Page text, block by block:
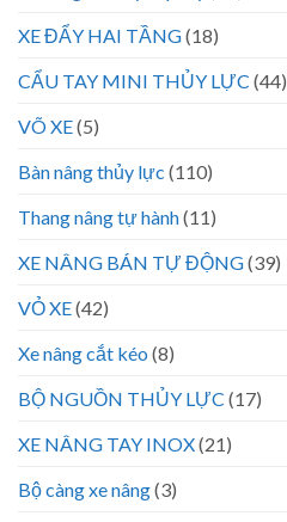
XE ĐẨY HAI TẦNG(18)
CẨU TAY MINI THỦY LỰC (44)
VÕ XE(5)
Bàn nâng thủy lực (110)
Thang nâng tự hành(11)
XE NÂNG BÁN TỰ ĐỘNG(39)
VỎ XE(42)
Xe nâng cắt kéo (8)
BỘ NGUỒN THỦY LỰC (17)
XE NÂNG TAY INOX(21)
Bộ càng xe nâng(3)